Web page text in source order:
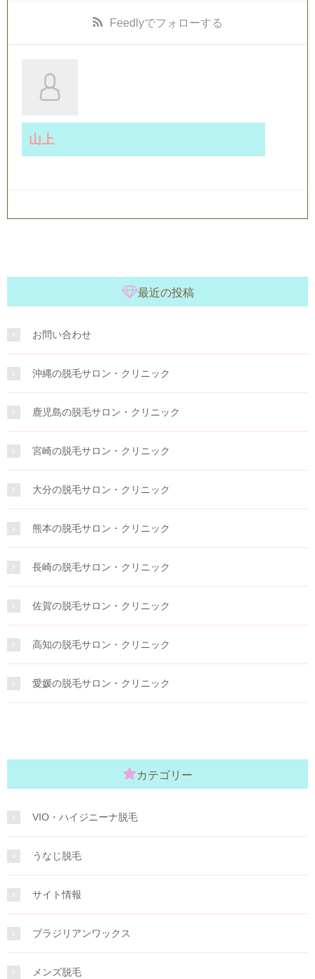
Feedlyでフォローする
山上
最近の投稿
お問い合わせ
沖縄の脱毛サロン・クリニック
鹿児島の脱毛サロン・クリニック
宮崎の脱毛サロン・クリニック
大分の脱毛サロン・クリニック
熊本の脱毛サロン・クリニック
長崎の脱毛サロン・クリニック
佐賀の脱毛サロン・クリニック
高知の脱毛サロン・クリニック
愛媛の脱毛サロン・クリニック
カテゴリー
VIO・ハイジニーナ脱毛
うなじ脱毛
サイト情報
ブラジリアンワックス
メンズ脱毛